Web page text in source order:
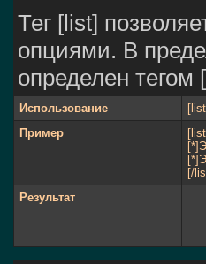
Тег [list]
опциями. В
определен тегом
Использование
Пример
[/
Результат